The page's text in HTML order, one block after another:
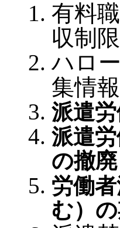
有料
収制
ハロ
集情
派遣
派遣
の撤廃
労働
む）